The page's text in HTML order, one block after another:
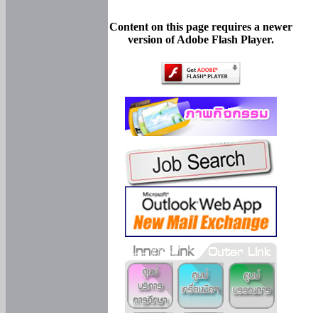
Content on this page requires a newer
version of Adobe Flash Player.